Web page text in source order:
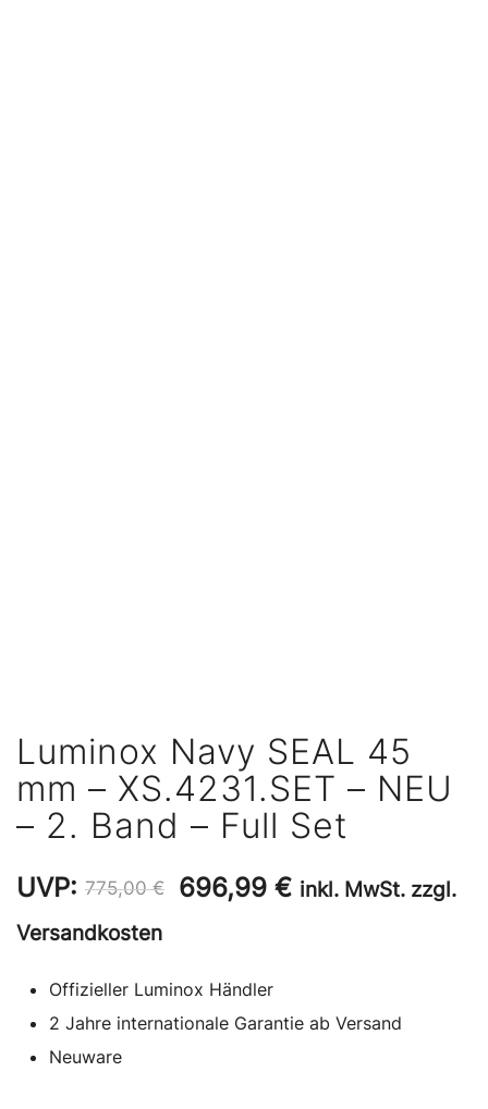
Luminox Navy SEAL 45
mm – XS.4231.SET – NEU
– 2. Band – Full Set
UVP: 775,00€
Ursprünglicher
775,00 €
696,99 €Aktueller
696,99 €.
inkl. MwSt. zzgl.
Versandkosten
Offizieller Luminox Händler
2 Jahre internationale Garantie ab Versand
Neuware